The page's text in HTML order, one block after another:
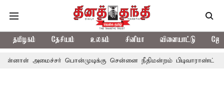
தமிழகம் தேசியம் உலகம் சினிமா விளையாட்டு
பொன்முடிக்கு சென்னை நீதிமன்றம் பிடிவாராண்ட்